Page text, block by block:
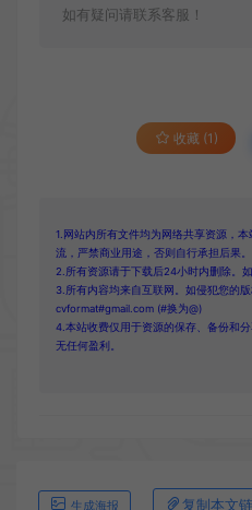
如有疑问请联系客服！
收藏 (1)
1.网站内所有文件均为网络共享资源，
流，严禁商业用途，否则自行承担后果。
2.所有资源请于下载后24小时内删除。
3.所有内容均来自互联网。如侵犯您的
cvformat#gmail.com (#换为@)
4.本站收费仅用于资源的保存、备份和
无任何盈利。
生成海报 复制本文